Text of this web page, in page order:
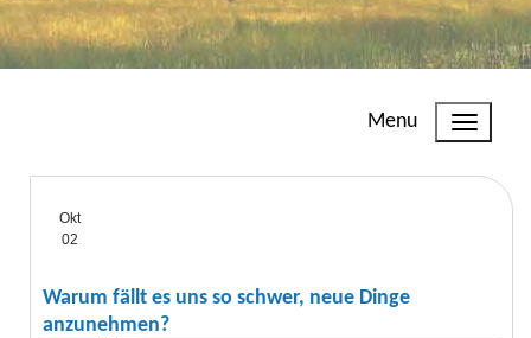
Menu
Okt
02
Warum fällt es uns so schwer, neue Dinge
anzunehmen?